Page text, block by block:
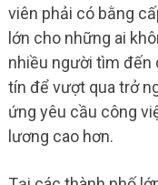
viên phải có bằng
lớn cho những ai
nhiều người tìm đến
tín để vượt qua trở
ứng yêu cầu công
lương cao hơn.